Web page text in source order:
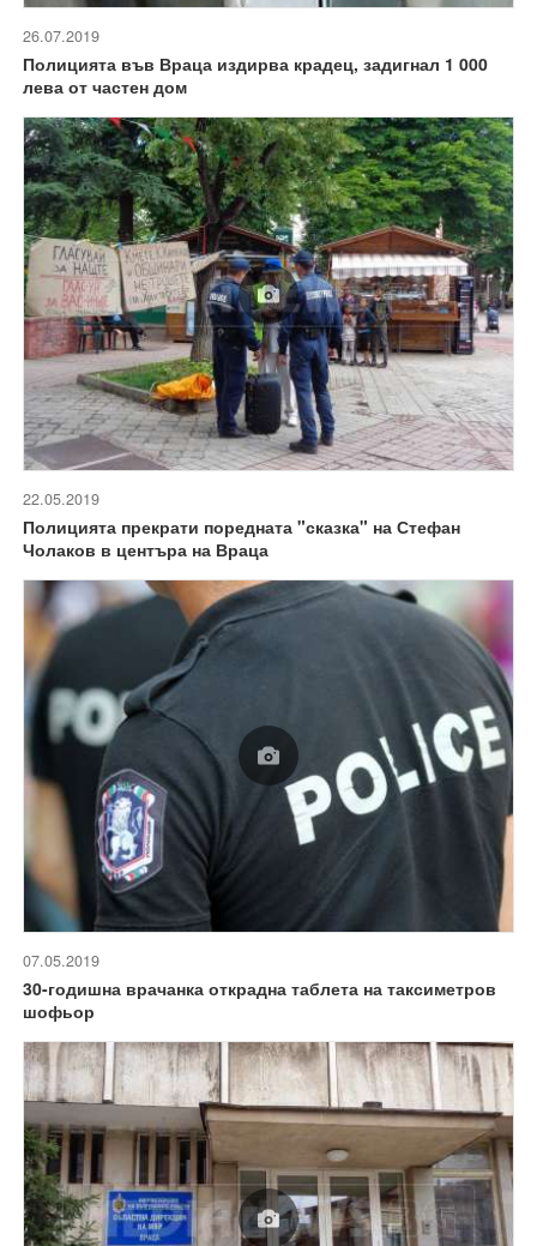
26.07.2019
Полицията във Враца издирва крадец, задигнал 1 000
лева от частен дом
22.05.2019
Полицията прекрати поредната "сказка" на Стефан
Чолаков в центъра на Враца
07.05.2019
30-годишна врачанка открадна таблета на таксиметров
шофьор